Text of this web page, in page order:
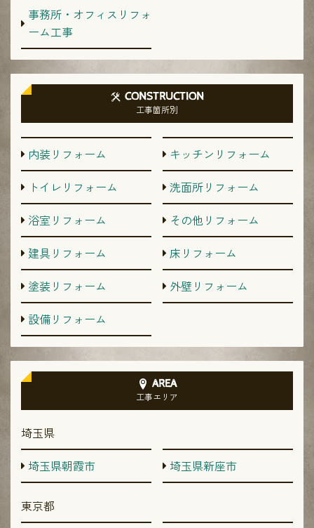
事務所・オフィスリフォ
ーム工事
CONSTRUCTION
工事箇所別
内装リフォーム
キッチンリフォーム
トイレリフォーム
洗面所リフォーム
浴室リフォーム
その他リフォーム
建具リフォーム
床リフォーム
塗装リフォーム
外壁リフォーム
設備リフォーム
AREA
工事エリア
埼玉県
埼玉県朝霞市
埼玉県新座市
東京都